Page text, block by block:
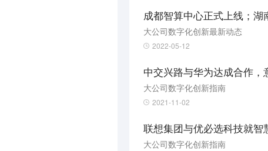
大公司数字化创新最新动态
2022-05-12
大公司数字化创新指南
2021-11-02
大公司数字化创新指南